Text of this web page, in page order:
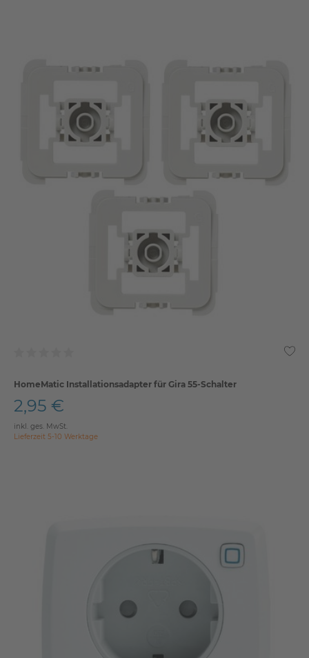
HomeMatic Installationsadapter für Gira 55-Schalter
2,95 €
inkl. ges. MwSt.
Lieferzeit 5-10 Werktage